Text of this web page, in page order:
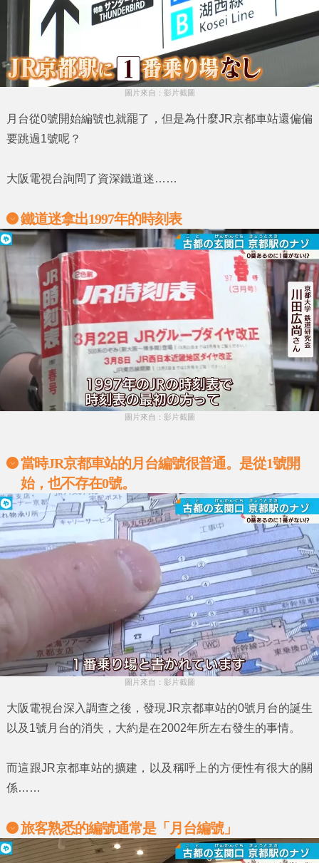
圖片來自：影片截圖
月台從0號開始編號也就罷了，但是為什麼JR京都車站還偏偏
要跳過1號呢？
大阪電視台詢問了資深鐵道迷……
鐵道迷拿出1997年的時刻表
圖片來自：影片截圖
當時JR京都車站的月台編號很普通。是從1號開
始，也不存在0號。
圖片來自：影片截圖
大阪電視台深入調查之後，發現JR京都車站的0號月台的誕生
以及 1號月台的消失，大約是在2002年所左右發生的事情。
而這跟JR京都車站的擴建，以及稱呼上的方便性有很大的關
係……
旅客熟悉的編號通常是「月台編號」